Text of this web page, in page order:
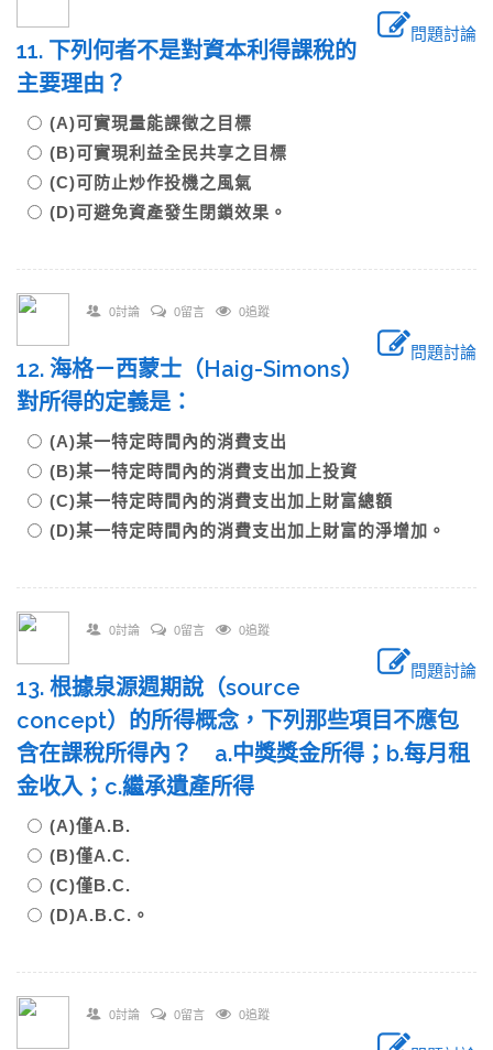
問題討論
11. 下列何者不是對資本利得課稅的
主要理由？
(A)可實現量能課徵之目標
(B)可實現利益全民共享之目標
(C)可防止炒作投機之風氣
(D)可避免資產發生閉鎖效果。
0討論 0留言 0追蹤
問題討論
12. 海格－西蒙士（Haig-Simons）
對所得的定義是：
(A)某一特定時間內的消費支出
(B)某一特定時間內的消費支出加上投資
(C)某一特定時間內的消費支出加上財富總額
(D)某一特定時間內的消費支出加上財富的淨增加。
0討論 0留言 0追蹤
問題討論
13. 根據泉源週期說（source
concept）的所得概念，下列那些項目不應包
含在課稅所得內？ a.中獎獎金所得；b.每月租
金收入；c.繼承遺產所得
(A)僅A.B.
(B)僅A.C.
(C)僅B.C.
(D)A.B.C.。
0討論 0留言 0追蹤